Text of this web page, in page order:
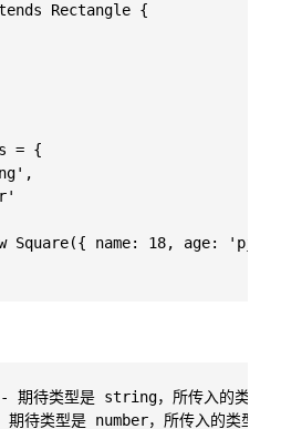
Rectangle {
= {
Square({ name: 18, age: 'pjl'
期待类型是 string，所传入的类型